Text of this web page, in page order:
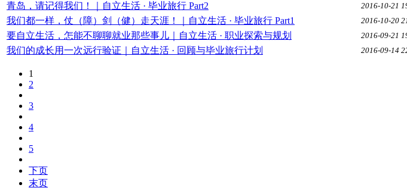
青岛，请记得我们！｜自立生活 · 毕业旅行 Part2 2016-10-21
我们都一样，仗（障）剑（健）走天涯！｜自立生活 · 毕业旅行 Part1 2016-10-20
要自立生活，怎能不聊聊就业那些事儿｜自立生活 · 职业探索与规划 2016-09-21
我们的成长用一次远行验证｜自立生活 · 回顾与毕业旅行计划 2016-09-14
1
2
3
4
5
下页
末页